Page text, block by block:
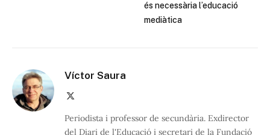
és necessària l’educació
mediàtica
Víctor Saura
Periodista i professor de secundària. Exdirector
del Diari de l'Educació i secretari de la Fundació